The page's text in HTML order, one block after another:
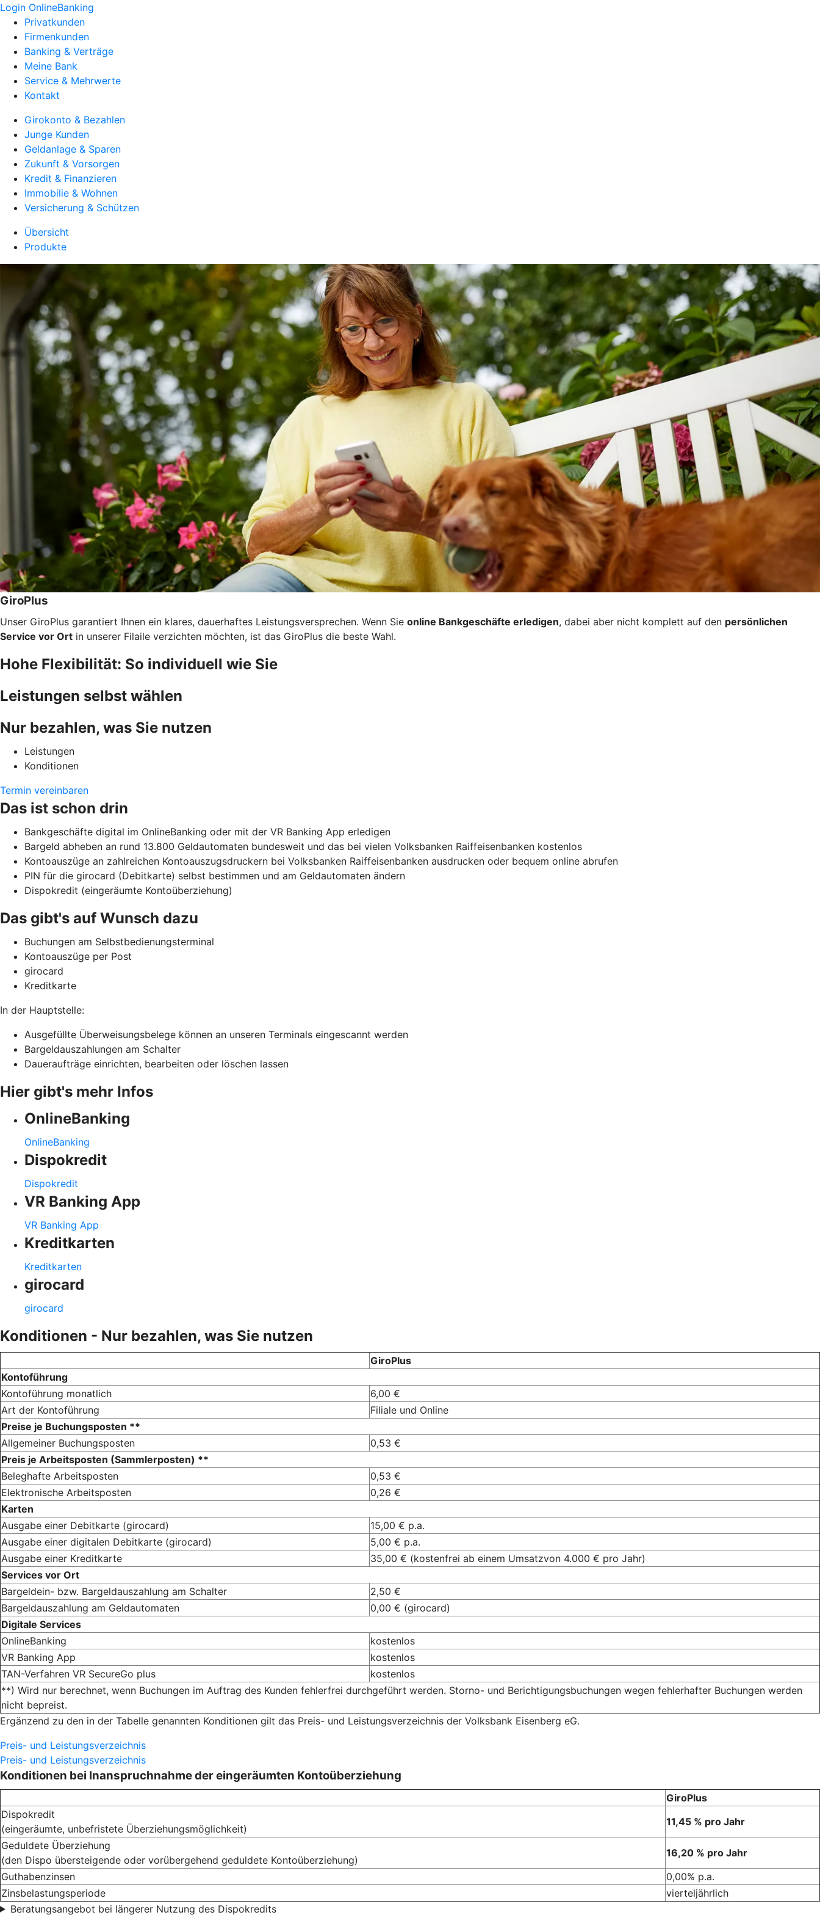
Login OnlineBanking
Privatkunden
Firmenkunden
Banking & Verträge
Meine Bank
Service & Mehrwerte
Kontakt
Girokonto & Bezahlen
Junge Kunden
Geldanlage & Sparen
Zukunft & Vorsorgen
Kredit & Finanzieren
Immobilie & Wohnen
Versicherung & Schützen
Übersicht
Produkte
GiroPlus
Unser GiroPlus garantiert Ihnen ein klares, dauerhaftes Leistungsversprechen. Wenn Sie online Bankgeschäfte erledigen, dabei aber nicht komplett auf den persönlichen
Service vor Ort in unserer Filaile verzichten möchten, ist das GiroPlus die beste Wahl.
Hohe Flexibilität: So individuell wie Sie
Leistungen selbst wählen
Nur bezahlen, was Sie nutzen
Leistungen
Konditionen
Termin vereinbaren
Das ist schon drin
Bankgeschäfte digital im OnlineBanking oder mit der VR Banking App erledigen
Bargeld abheben an rund 13.800 Geldautomaten bundesweit und das bei vielen Volksbanken Raiffeisenbanken kostenlos
Kontoauszüge an zahlreichen Kontoauszugsdruckern bei Volksbanken Raiffeisenbanken ausdrucken oder bequem online abrufen
PIN für die girocard (Debitkarte) selbst bestimmen und am Geldautomaten ändern
Dispokredit (eingeräumte Kontoüberziehung)
Das gibt's auf Wunsch dazu
Buchungen am Selbstbedienungsterminal
Kontoauszüge per Post
girocard
Kreditkarte
In der Hauptstelle:
Ausgefüllte Überweisungsbelege können an unseren Terminals eingescannt werden
Bargeldauszahlungen am Schalter
Daueraufträge einrichten, bearbeiten oder löschen lassen
Hier gibt's mehr Infos
OnlineBanking
OnlineBanking
Dispokredit
Dispokredit
VR Banking App
VR Banking App
Kreditkarten
Kreditkarten
girocard
girocard
Konditionen - Nur bezahlen, was Sie nutzen
GiroPlus
Kontoführung
Kontoführung monatlich
6,00 €
Art der Kontoführung
Filiale und Online
Preise je Buchungsposten **
Allgemeiner Buchungsposten
0,53 €
Preis je Arbeitsposten (Sammlerposten) **
Beleghafte Arbeitsposten
0,53 €
Elektronische Arbeitsposten
0,26 €
Karten
Ausgabe einer Debitkarte (girocard)
15,00 € p.a.
Ausgabe einer digitalen Debitkarte (girocard)
5,00 € p.a.
Ausgabe einer Kreditkarte
35,00 € (kostenfrei ab einem Umsatzvon 4.000 € pro Jahr)
Services vor Ort
Bargeldein- bzw. Bargeldauszahlung am Schalter
2,50 €
Bargeldauszahlung am Geldautomaten
0,00 € (girocard)
Digitale Services
OnlineBanking
kostenlos
VR Banking App
kostenlos
TAN-Verfahren VR SecureGo plus
kostenlos
**) Wird nur berechnet, wenn Buchungen im Auftrag des Kunden fehlerfrei durchgeführt werden. Storno- und Berichtigungsbuchungen wegen fehlerhafter Buchungen werden
nicht bepreist.
Ergänzend zu den in der Tabelle genannten Konditionen gilt das Preis- und Leistungsverzeichnis der Volksbank Eisenberg eG.
Preis- und Leistungsverzeichnis
Preis- und Leistungsverzeichnis
Konditionen bei Inanspruchnahme der eingeräumten Kontoüberziehung
GiroPlus
Dispokredit
(eingeräumte, unbefristete Überziehungsmöglichkeit)
11,45 % pro Jahr
Geduldete Überziehung
(den Dispo übersteigende oder vorübergehend geduldete Kontoüberziehung)
16,20 % pro Jahr
Guthabenzinsen
0,00% p.a.
Zinsbelastungsperiode
vierteljährlich
Beratungsangebot bei längerer Nutzung des Dispokredits